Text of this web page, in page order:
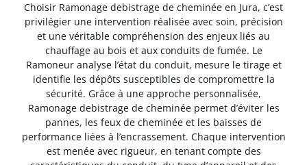
Choisir Ramonage debistrage de cheminée en Jura, c’est
privilégier une intervention réalisée avec soin, précision
et une véritable compréhension des enjeux liés au
chauffage au bois et aux conduits de fumée. Le
Ramoneur analyse l’état du conduit, mesure le tirage et
identifie les dépôts susceptibles de compromettre la
sécurité. Grâce à une approche personnalisée,
Ramonage debistrage de cheminée permet d’éviter les
pannes, les feux de cheminée et les baisses de
performance liées à l’encrassement. Chaque intervention
est menée avec rigueur, en tenant compte des